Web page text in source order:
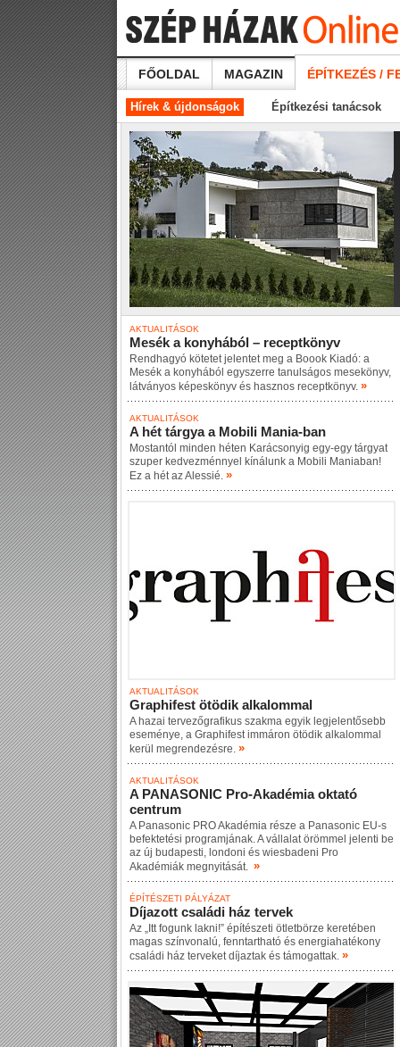
FŐOLDAL MAGAZIN ÉPÍTKEZÉS /
Hírek & újdonságok Építkezési tanácsok
AKTUALITÁSOK
Mesék a konyhából – receptkönyv
Rendhagyó kötetet jelentet meg a Boook Kiadó: a
Mesék a konyhából egyszerre tanulságos mesekönyv,
látványos képeskönyv és hasznos receptkönyv. »
AKTUALITÁSOK
A hét tárgya a Mobili Mania-ban
Mostantól minden héten Karácsonyig egy-egy tárgyat
szuper kedvezménnyel kínálunk a Mobili Maniaban!
Ez a hét az Alessié. »
AKTUALITÁSOK
Graphifest ötödik alkalommal
A hazai tervezőgrafikus szakma egyik legjelentősebb
eseménye, a Graphifest immáron ötödik alkalommal
kerül megrendezésre. »
AKTUALITÁSOK
A PANASONIC Pro-Akadémia oktató
centrum
A Panasonic PRO Akadémia része a Panasonic EU-s
befektetési programjának. A vállalat örömmel jelenti be
az új budapesti, londoni és wiesbadeni Pro
Akadémiák megnyitását. »
ÉPÍTÉSZETI PÁLYÁZAT
Díjazott családi ház tervek
Az „Itt fogunk lakni!” építészeti ötletbörze keretében
magas színvonalú, fenntartható és energiahatékony
családi ház terveket díjaztak és támogattak. »